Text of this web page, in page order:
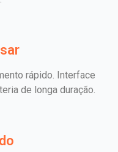
rápido. Interface
de longa duração.